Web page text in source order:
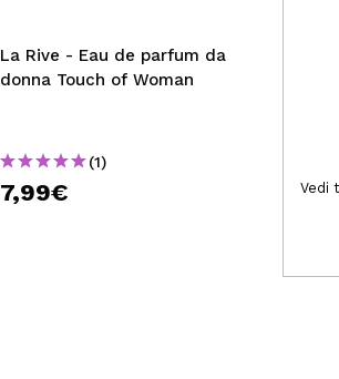
La Rive - Eau de parfum da
donna Touch of Woman
(1)
7,99€ Vedi